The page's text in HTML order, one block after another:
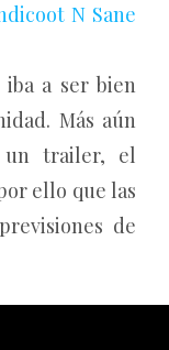
N Sane
iba a ser bien
Más aún
un trailer, el
ello que las
de